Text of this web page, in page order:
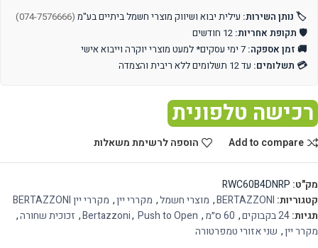
🏷️ נותן השירות: עילית יבוא ושיווק מוצרי חשמל ביתיים בע"מ (074-7576666)
🛡️ תקופת אחריות:
🚚 זמן אספקה:
💳 תשלומים: עד 12 תשלומים ללא ריבית והצמדה
רכישה טלפונית
Add to compare הוספה לרשימת משאלות
מק"ט: RWC60B4DNRP
קטגוריות: BERTAZZONI
, מוצרי חשמל, מקררי יין, מקררי יין BERTAZZONI
תגיות:24 בקבוקים , 60 ס״מ ,
Bertazzoni, Push to Open
, זכוכית שחורה,
מקרר יין, שני אזורי טמפרטורה